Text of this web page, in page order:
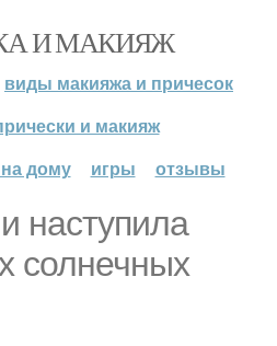
И МАКИЯЖ
виды макияжа и причесок
и макияж
дому
игры отзывы
наступила
солнечных